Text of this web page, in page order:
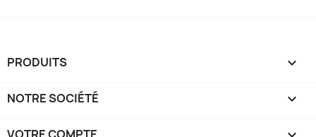
PRODUITS 
NOTRE SOCIÉTÉ 